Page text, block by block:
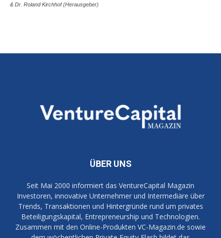
& Dr. Roland Kirchhof (Herausgeber)
ÜBER UNS
Seit Mai 2000 informiert das VentureCapital Magazin
Investoren, innovative Unternehmer und Intermediäre über
Trends, Transaktionen und Hintergründe rund um privates
Beteiligungskapital, Entrepreneurship und Technologien.
Zusammen mit den Online-Produkten VC-Magazin.de sowie